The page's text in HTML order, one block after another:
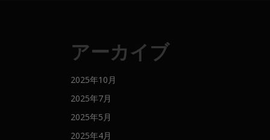
アーカイブ
2025年10月
2025年7月
2025年5月
2025年4月